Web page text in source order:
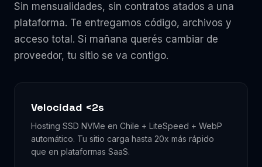
Sin mensualidades, sin contratos atados a una
plataforma. Te entregamos código, archivos y
acceso total. Si mañana querés cambiar de
proveedor, tu sitio se va contigo.
Velocidad <2s
Hosting SSD NVMe en Chile + LiteSpeed + WebP
automático. Tu sitio carga hasta 20x más rápido
que en plataformas SaaS.